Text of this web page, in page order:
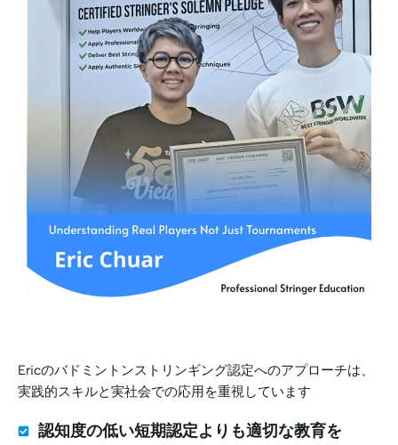
Ericのバドミントンストリンギング認定へのアプローチは、
実践的スキルと実社会での応用を重視しています
認知度の低い短期認定よりも適切な教育を